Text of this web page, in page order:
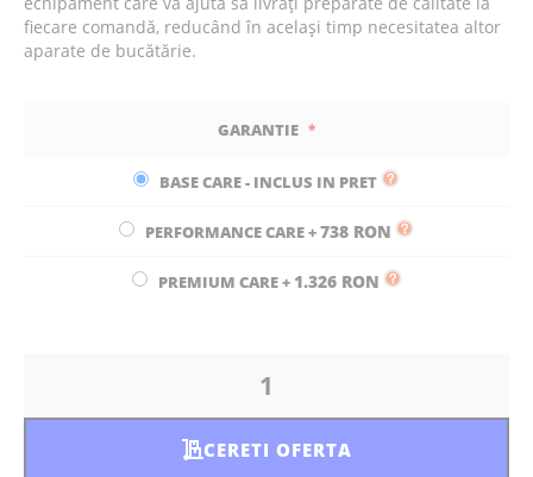
fiecare comandă, reducând în același timp necesitatea altor
aparate de bucătărie.
GARANTIE
BASE CARE - INCLUS IN PRET
PERFORMANCE CARE+738 RON
PREMIUM CARE+ 1.326 RON
CERETI OFERTA